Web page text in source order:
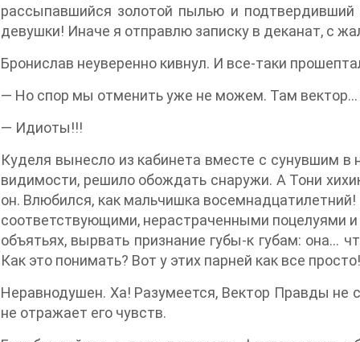
рассыпавшийся золотой пылью и
девушки! Иначе я отправлю записку в деканат, с
Бронислав неуверенно кивнул. И все-таки
— Но спор мы отменить уже не можем. Там
— Идиоты!!!
Куделя вынесло из кабинета вместе с сунувшим в
видимости, решило обождать снаружи. А Тони
он. Влюбился, как мальчишка
соответствующими, нерастраченными поцелуями
объятьях, вырвать признание губы-к губам: она…
Как это понимать? Вот у этих парней как все
Неравнодушен. Ха! Разумеется, Вектор Правды не
не отражает его чувств.